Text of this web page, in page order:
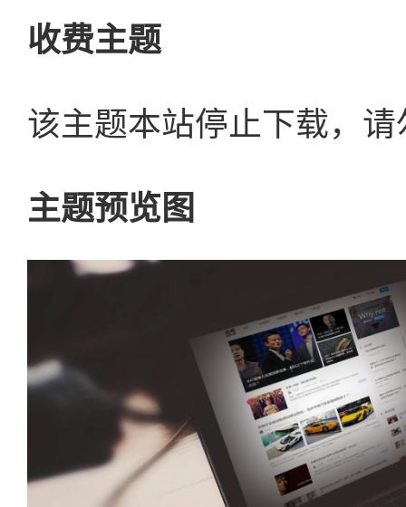
收费主题
该主题本站停止下载，
主题预览图